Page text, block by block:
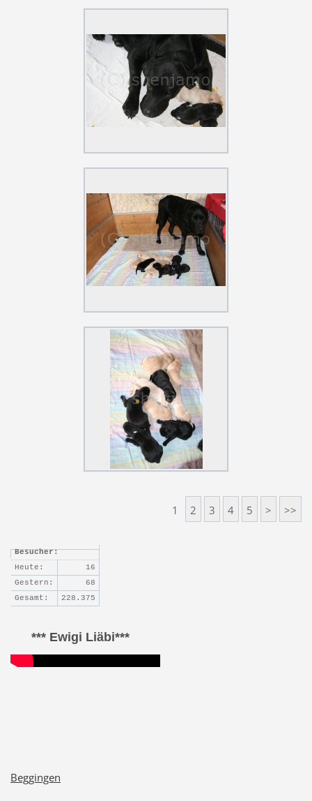
1 2 3 4 5 > >>
Besucher:
Heute:
16
Gestern:
68
Gesamt:
228.375
*** Ewigi Liäbi***
Beggingen